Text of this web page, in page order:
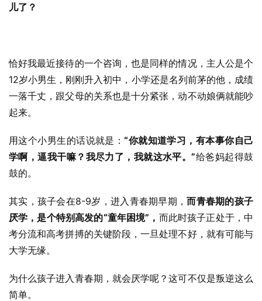
儿了？
恰好我最近接待的一个咨询，也是同样的情况，主人公是个
12岁小男生，刚刚升入初中，小学还是名列前茅的他，成绩
一落千丈，跟父母的关系也是十分紧张，动不动娘俩就能吵
起来。
用这个小男生的话说就是：“你就知道学习，有本事你自己
学啊，逼我干嘛？我尽力了，我就这水平。”给爸妈起得鼓
鼓的。
其实，孩子会在8-9岁，进入青春期早期，而青春期的孩子
厌学，是个特别高发的“童年困境”， 而此时孩子正处于，中
考分流和高考拼搏的关键阶段，一旦处理不好，就有可能与
大学无缘。
为什么孩子进入青春期，就会厌学呢？这可不仅是叛逆这么
简单。